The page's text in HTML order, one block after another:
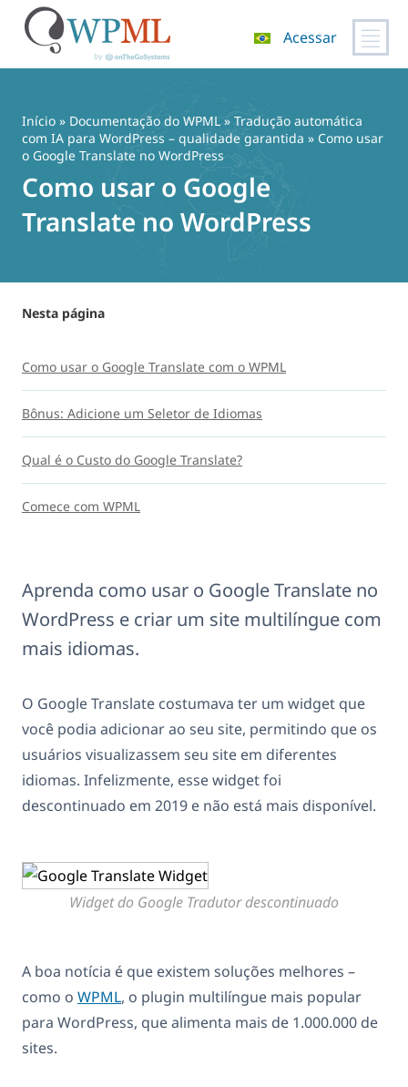
conteúdo
Acessar
Início » Documentação do WPML » Tradução automática
com IA para WordPress – qualidade garantida » Como usar
o Google Translate no WordPress
Como usar o Google
Translate no WordPress
Aprenda como usar o Google Translate no
WordPress e criar um site multilíngue com
mais idiomas.
O Google Translate costumava ter um widget que
você podia adicionar ao seu site, permitindo que os
usuários visualizassem seu site em diferentes
idiomas. Infelizmente, esse widget foi
descontinuado em 2019 e não está mais disponível.
Widget do Google Tradutor descontinuado
A boa notícia é que existem soluções melhores –
como o WPML, o plugin multilíngue mais popular
para WordPress, que alimenta mais de 1.000.000 de
sites.
Nesta página
Como usar o Google Translate com o WPML
Bônus: Adicione um Seletor de Idiomas
Qual é o Custo do Google Translate?
Comece com WPML